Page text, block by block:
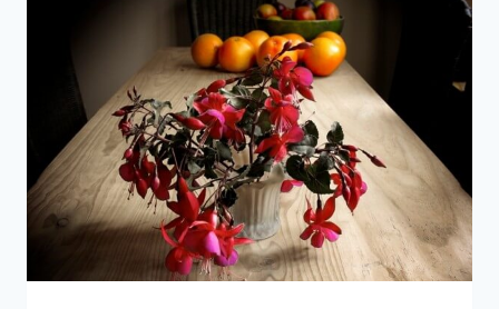
השלם
למגנטים
על
המקרר